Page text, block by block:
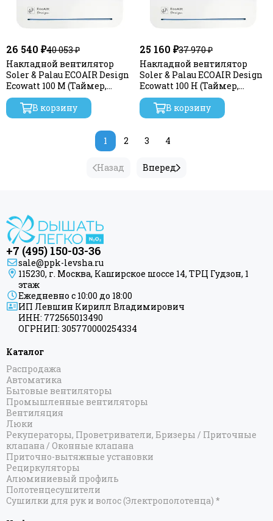
26 540 ₽40 053 ₽
Накладной вентилятор
Soler & Palau ECOAIR Design
Ecowatt 100 M (Таймер,
Датчик влажности, Шнурок
вкл/выкл)В корзину
25 160 ₽37 970 ₽
Накладной вентилятор
Soler & Palau ECOAIR Design
Ecowatt 100 H (Таймер,
Датчик влажности)
В корзину
Назад
1 2 3 4
Вперед
+7 (495) 150-03-36
sale@ppk-levsha.ru
115230, г. Москва, Каширское шоссе 14, ТРЦ Гудзон, 1
этаж
Ежедневно с 10:00 до 18:00
ИП Левшин Кирилл Владимирович
ИНН: 772565013490
ОГРНИП: 305770000254334
Каталог
Распродажа
Автоматика
Бытовые вентиляторы
Промышленные вентиляторы
Вентиляция
Люки
Рекуператоры, Проветриватели, Бризеры / Приточные
клапана / Оконные клапана
Приточно-вытяжные установки
Рециркуляторы
Алюминиевый профиль
Полотенцесушители
Сушилки для рук и волос (Электрополотенца) *